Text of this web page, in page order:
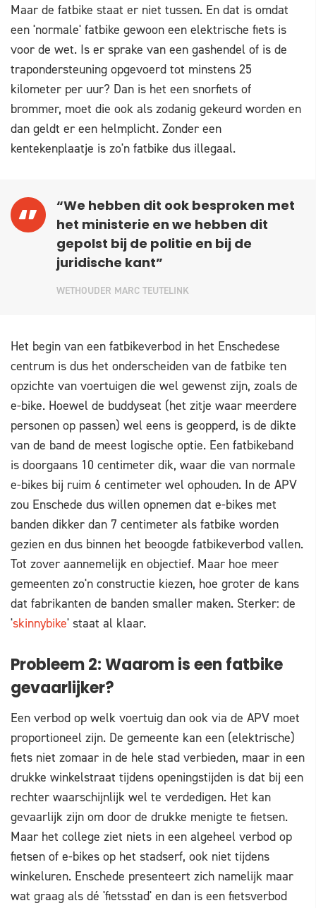
Maar de fatbike staat er niet tussen. En dat is omdat
een 'normale' fatbike gewoon een elektrische fiets is
voor de wet. Is er sprake van een gashendel of is de
trapondersteuning opgevoerd tot minstens 25
kilometer per uur? Dan is het een snorfiets of
brommer, moet die ook als zodanig gekeurd worden en
dan geldt er een helmplicht. Zonder een
kentekenplaatje is zo'n fatbike dus illegaal.
“We hebben dit ook besproken met
het ministerie en we hebben dit
gepolst bij de politie en bij de
juridische kant”
WETHOUDER MARC TEUTELINK
Het begin van een fatbikeverbod in het Enschedese
centrum is dus het onderscheiden van de fatbike ten
opzichte van voertuigen die wel gewenst zijn, zoals de
e-bike. Hoewel de buddyseat (het zitje waar meerdere
personen op passen) wel eens is geopperd, is de dikte
van de band de meest logische optie. Een fatbikeband
is doorgaans 10 centimeter dik, waar die van normale
e-bikes bij ruim 6 centimeter wel ophouden. In de APV
zou Enschede dus willen opnemen dat e-bikes met
banden dikker dan 7 centimeter als fatbike worden
gezien en dus binnen het beoogde fatbikeverbod vallen.
Tot zover aannemelijk en objectief. Maar hoe meer
gemeenten zo'n constructie kiezen, hoe groter de kans
dat fabrikanten de banden smaller maken. Sterker: de
'skinnybike' staat al klaar.
Probleem 2: Waarom is een fatbike
gevaarlijker?
Een verbod op welk voertuig dan ook via de APV moet
proportioneel zijn. De gemeente kan een (elektrische)
fiets niet zomaar in de hele stad verbieden, maar in een
drukke winkelstraat tijdens openingstijden is dat bij een
rechter waarschijnlijk wel te verdedigen. Het kan
gevaarlijk zijn om door de drukke menigte te fietsen.
Maar het college ziet niets in een algeheel verbod op
fietsen of e-bikes op het stadserf, ook niet tijdens
winkeluren. Enschede presenteert zich namelijk maar
wat graag als dé 'fietsstad' en dan is een fietsverbod